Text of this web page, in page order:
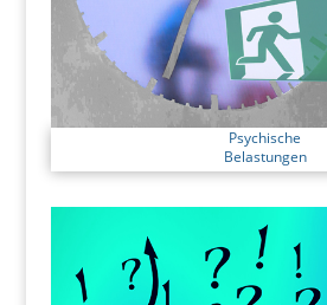
Psychische
Belastungen